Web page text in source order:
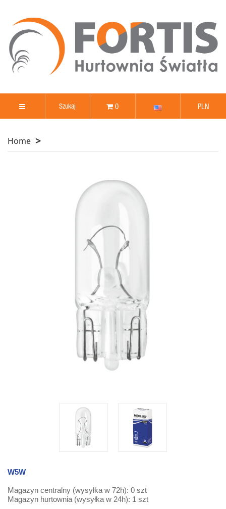
0 PLN
Home
W5W
Magazyn centralny (wysyłka w 72h): 0 szt
Magazyn hurtownia (wysyłka w 24h): 1 szt